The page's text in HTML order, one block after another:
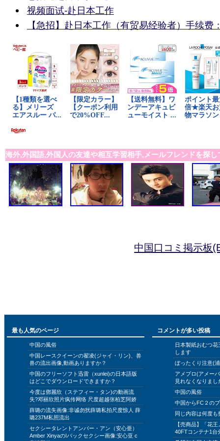
视频面试-赴日本工作
【急招】赴日本工作（有贸易经验者）手续费
海外,外国語,外国人の友達や相互学習相手,メールフレンドを探し
中国口コミ掲示板
最も人気のページ
中国の風俗
中国レースクイーンの翟凌(ジャイ・リン)、兽
兽の流出画像,動画ありますか？
中国のフリーソフト迅雷（xunlei)の日本語版
はどこでダウンロードできますか？
今度は鄧麗欣（ステフィー・タン)の動画流
失?邓丽欣照片疯传网络 尺度超越张柏芝阿娇
薛璐の流失画像:非诚勿扰薛璐私拍尺度惊人 薛
璐237M私照流出
セクシータレントアンバー・アン（安心亜）
Amber XinyaのIバックセクシー画像:安心亚 c
コメントが多い投稿
日本製紙おむつ
します
ぼったくり注意(
アメブロ(アメー
見れなくなりまし
中国の風俗
中国からFC２の
同じ内容は何度
【売商品】「花
40FTコンテナ1台